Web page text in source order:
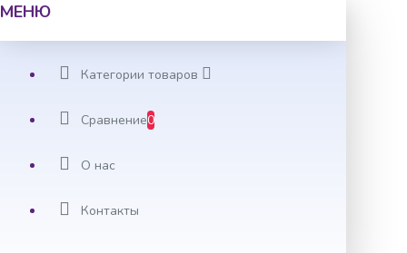
МЕНЮ
Категории товаров
Сравнение0
О нас
Контакты